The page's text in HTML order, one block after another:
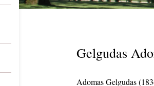
Gelgudas
Adomas Gelgudas